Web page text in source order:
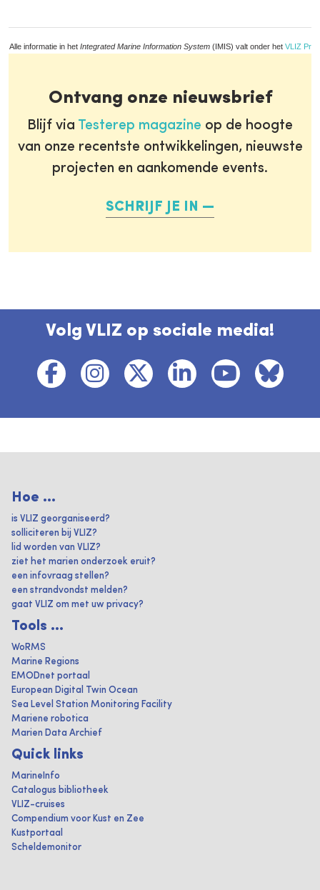
Alle informatie in het Integrated Marine Information System (IMIS) valt onder het VLIZ
Ontvang onze nieuwsbrief
Blijf via Testerep magazine op de hoogte
van onze recentste ontwikkelingen, nieuwste
projecten en aankomende events.
SCHRIJF JE IN
Volg VLIZ op sociale media!
Hoe ...
is VLIZ georganiseerd?
solliciteren bij VLIZ?
lid worden van VLIZ?
ziet het marien onderzoek eruit?
een infovraag stellen?
een strandvondst melden?
gaat VLIZ om met uw privacy?
Tools ...
WoRMS
Marine Regions
EMODnet portaal
European Digital Twin Ocean
Sea Level Station Monitoring Facility
Mariene robotica
Marien Data Archief
Quick links
MarineInfo
Catalogus bibliotheek
VLIZ-cruises
Compendium voor Kust en Zee
Kustportaal
Scheldemonitor